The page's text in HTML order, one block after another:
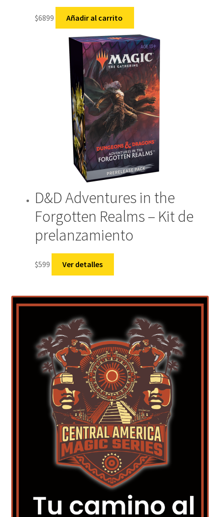
$6899 Añadir al carrito
D&D Adventures in the
Forgotten Realms – Kit de
prelanzamiento
$599 Ver detalles